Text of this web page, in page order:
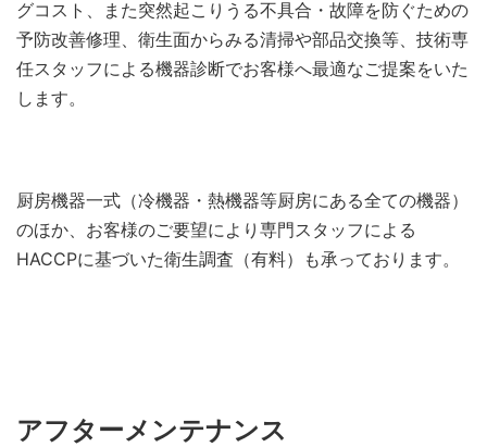
グコスト、また突然起こりうる不具合・故障を防ぐための
予防改善修理、衛生面からみる清掃や部品交換等、技術専
任スタッフによる機器診断でお客様へ最適なご提案をいた
します。
厨房機器一式（冷機器・熱機器等厨房にある全ての機器）
のほか、お客様のご要望により専門スタッフによる
HACCPに基づいた衛生調査（有料）も承っております。
アフターメンテナンス